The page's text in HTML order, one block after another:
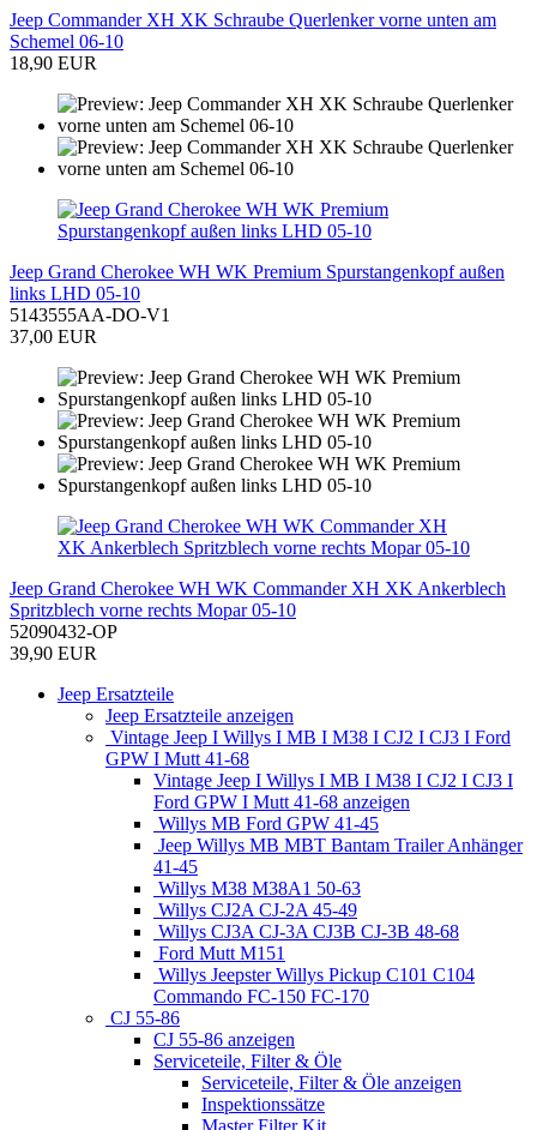
Jeep Commander XH XK Schraube Querlenker vorne unten am
Schemel 06-10
18,90 EUR
Jeep Grand Cherokee WH WK Premium Spurstangenkopf außen
links LHD 05-10
5143555AA-DO-V1
37,00 EUR
Jeep Grand Cherokee WH WK Commander XH XK Ankerblech
Spritzblech vorne rechts Mopar 05-10
52090432-OP
39,90 EUR
Jeep Ersatzteile
Jeep Ersatzteile anzeigen
Vintage Jeep I Willys I MB I M38 I CJ2 I CJ3 I Ford
GPW I Mutt 41-68
Vintage Jeep I Willys I MB I M38 I CJ2 I CJ3 I
Ford GPW I Mutt 41-68 anzeigen
Willys MB Ford GPW 41-45
Jeep Willys MB MBT Bantam Trailer Anhänger
41-45
Willys M38 M38A1 50-63
Willys CJ2A CJ-2A 45-49
Willys CJ3A CJ-3A CJ3B CJ-3B 48-68
Ford Mutt M151
Willys Jeepster Willys Pickup C101 C104
Commando FC-150 FC-170
CJ 55-86
CJ 55-86 anzeigen
Serviceteile, Filter & Öle
Serviceteile, Filter & Öle anzeigen
Inspektionssätze